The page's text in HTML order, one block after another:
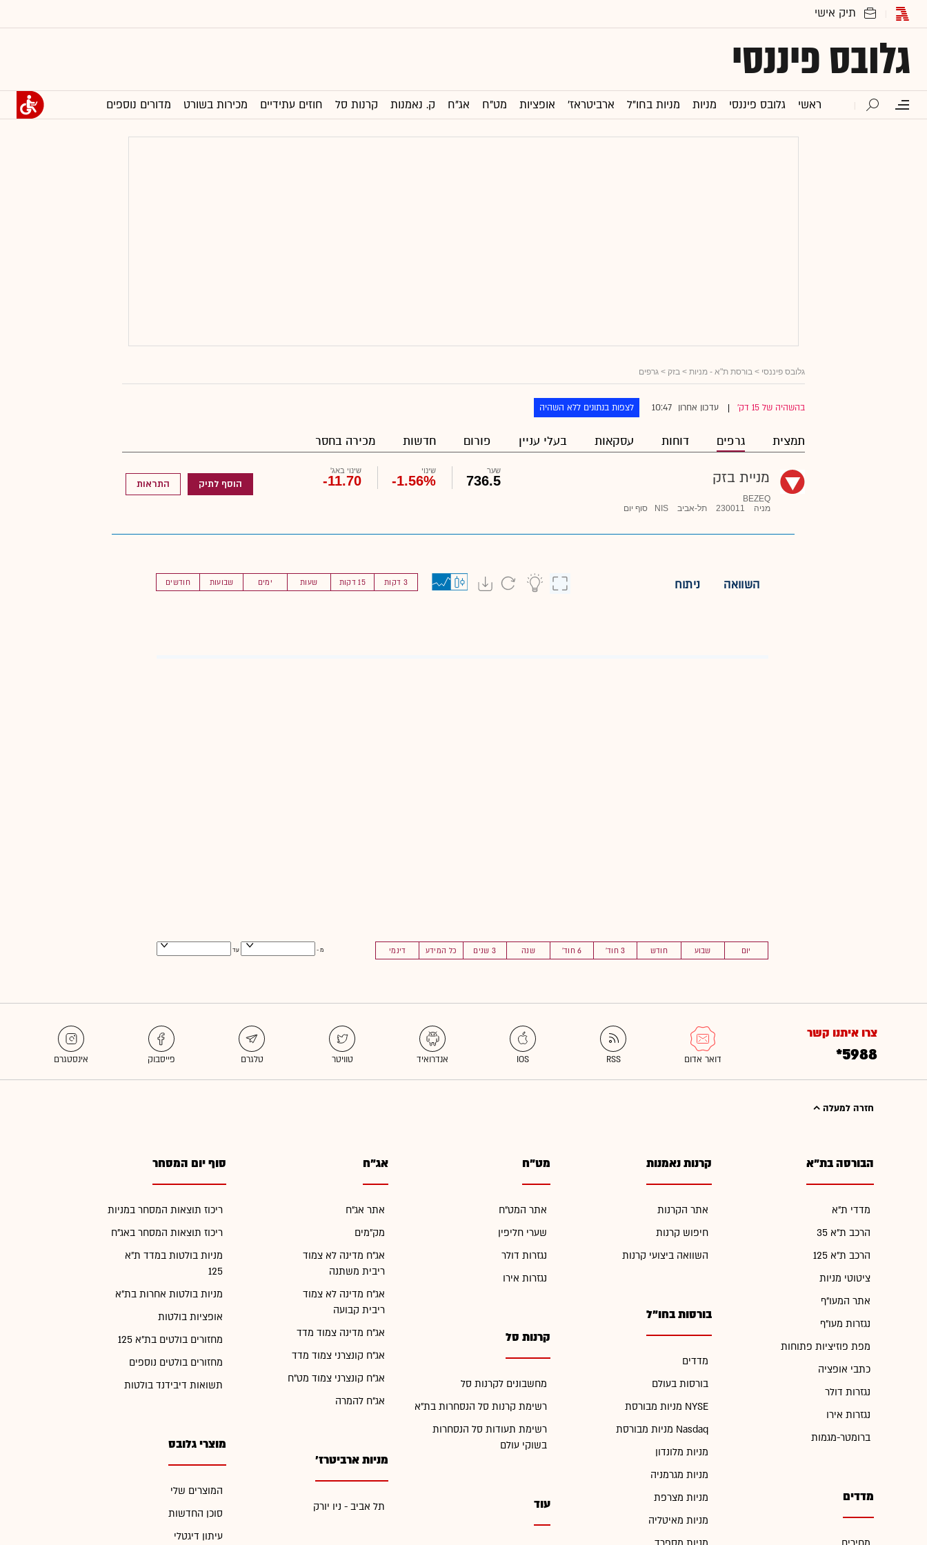
גלובס פיננסי
ראשי גלובס פיננסי מניות מניות בחו"ל ארביטראז' אופציות מט"ח אג"ח ק. נאמנות קרנות סל חוזים עתידיים מכירות בשורט מדורים נוספים
גלובס פיננסי > בורסת ת"א - מניות > בזק > גרפים
בהשהיה של 15 דק' עדכון אחרון 10:47 לצפות בנתונים ללא השהיה
תמצית גרפים דוחות עסקאות בעלי עניין פורום חדשות מכירה בחסר
מניית בזק
BEZEQ
מניה
230011 תל-אביב NIS סוף יום
שער
736.5
שינוי
-1.56%
שינוי באג'
-11.70 הוסף לתיק התראות
חודשים שבועות ימים שעות 15 דקות 3 דקות השוואה ניתוח
יום שבוע חודש 3 חוד' 6 חוד' שנה 3 שנים כל המידע דינמי מ - עד
צרו איתנו קשר
*5988
חזרה למעלה
הבורסה בת"א
מדדי ת"א
הרכב ת"א 35
הרכב ת"א 125
ציטוטי מניות
אתר המעו"ף
נגזרות מעו"ף
מפת פוזיציות פתוחות
כתבי אופציה
נגזרות דולר
נגזרות אירו
ברומטר-מגמות
מדדים
קרנות נאמנות
אתר הקרנות
חיפוש קרנות
השוואה ביצועי קרנות
בורסות בחו"ל
מדדים
בורסות בעולם
מניות מבורסת NYSE
מניות מבורסת Nasdaq
מניות מלונדון
מניות מגרמניה
מניות מצרפת
מניות מאיטליה
מט"ח
אתר המט"ח
שערי חליפין
נגזרות דולר
נגזרות אירו
קרנות סל
מחשבונים לקרנות סל
רשימת קרנות סל הנסחרות בת"א
רשימת תעודות סל הנסחרות
בשוקי עולם
עוד
אג"ח
אתר אג"ח
מק"מים
אג"ח מדינה לא צמוד
ריבית משתנה
אג"ח מדינה לא צמוד
ריבית קבועה
אג"ח מדינה צמוד מדד
אג"ח קונצרני צמוד מדד
אג"ח קונצרני צמוד מט"ח
אג"ח להמרה
מניות ארביטרז'
תל אביב - ניו יורק
סוף יום המסחר
ריכוז תוצאות המסחר במניות
ריכוז תוצאות המסחר באג"ח
מניות בולטות במדד ת"א
125
מניות בולטות אחרות בת"א
אופציות בולטות
מחזורים בולטים בת"א 125
מחזורים בולטים נוספים
תשואות דיבידנד בולטות
מוצרי גלובס
המוצרים שלי
סוכן החדשות
עיתון דיגטלי